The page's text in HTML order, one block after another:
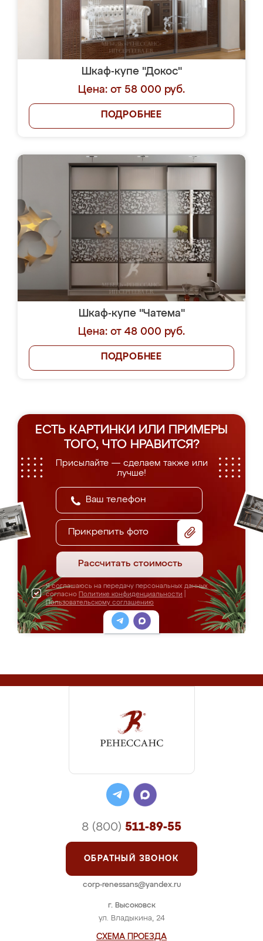
Шкаф-купе "Докос"
Цена: от 58 000 руб.
ПОДРОБНЕЕ
Шкаф-купе "Чатема"
Цена: от 48 000 руб.
ПОДРОБНЕЕ
ЕСТЬ КАРТИНКИ ИЛИ ПРИМЕРЫ
ТОГО, ЧТО НРАВИТСЯ?
Присылайте — сделаем также или
лучше!
Прикрепить фото
Рассчитать стоимость
Я соглашаюсь на передачу персональных данных
согласно Политике конфиденциальности
Пользовательскому соглашению
г. Высоковск
ул. Владыкина, 24
СХЕМА ПРОЕЗДА
8 (800) 511-89-55
ОБРАТНЫЙ ЗВОНОК
corp-renessans@yandex.ru